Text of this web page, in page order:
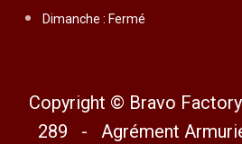
Dimanche : Fermé
Copyright © Bravo
289 - Agrément